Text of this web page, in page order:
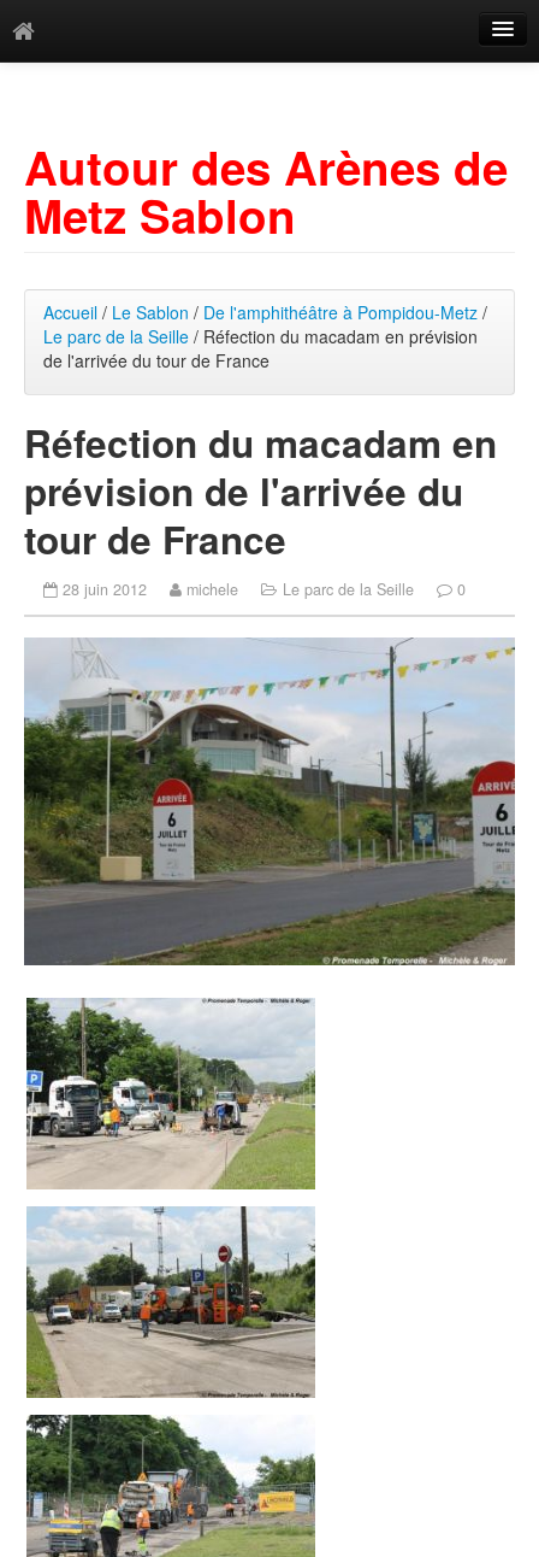
Mots-clés
Autour des Arènes de
Metz Sablon
Accueil / Le Sablon / De l'amphithéâtre à Pompidou-Metz /
Le parc de la Seille / Réfection du macadam en prévision
de l'arrivée du tour de France
Réfection du macadam en
prévision de l'arrivée du
tour de France
28 juin 2012 michele Le parc de la Seille 0